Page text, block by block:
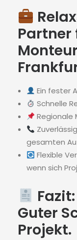
Partner
Ein fester
Schnelle
Regionale
gesamten
Flexible
wenn sich
Guter
Projekt.